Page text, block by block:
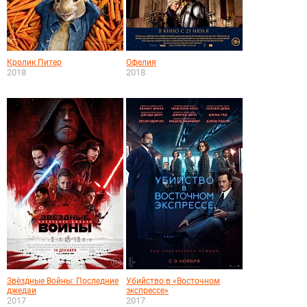
Кролик Питер
2018
Офелия
2018
Звёздные Войны: Последние
джедаи
2017
Убийство в «Восточном
экспрессе»
2017